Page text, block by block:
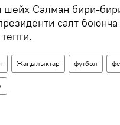
шейх Салман бири-
салт
Жаңылыктар футбол